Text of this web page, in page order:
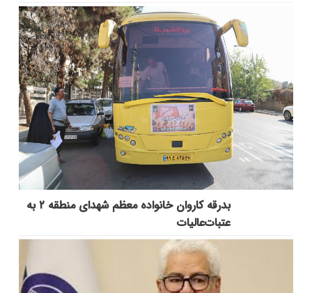
بدرقه کاروان خانواده معظم شهدای منطقه ۲ به
عتبات‌عالیات